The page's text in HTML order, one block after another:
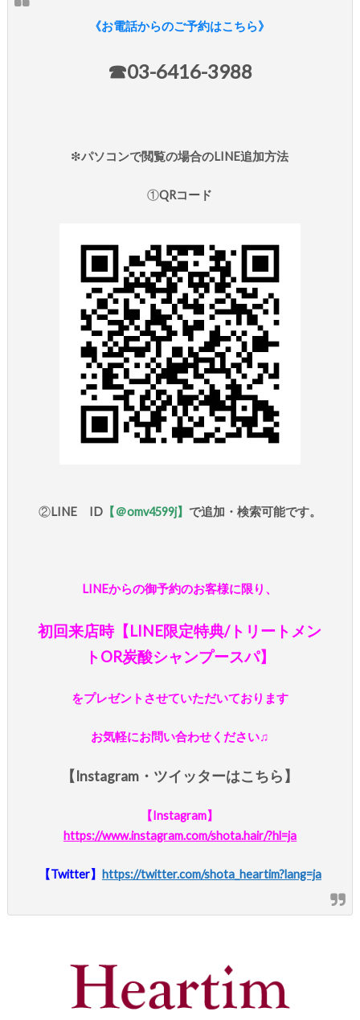
《お電話からのご予約はこちら》
☎︎03-6416-3988
❇︎パソコンで閲覧の場合のLINE追加方法
①QRコード
②LINE ID【＠omv4599j】 で追加・検索可能です。
LINEからの御予約のお客様に限り、
初回来店時【LINE限定特典/トリートメン
トOR炭酸シャンプースパ】
をプレゼントさせていただいております
お気軽にお問い合わせください♫
【Instagram・ツイッターはこちら】
【Instagram】
https://www.instagram.com/shota.hair/?hl=ja
【Twitter】 https://twitter.com/shota_heartim?lang=ja